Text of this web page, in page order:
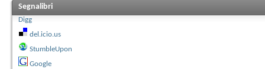
Segnalibri
Digg
del.icio.us
StumbleUpon
Google